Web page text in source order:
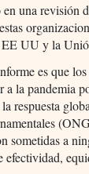
en una revisión
UU y la
es que
a la pandemia
respuesta
sometidas a
efectividad,